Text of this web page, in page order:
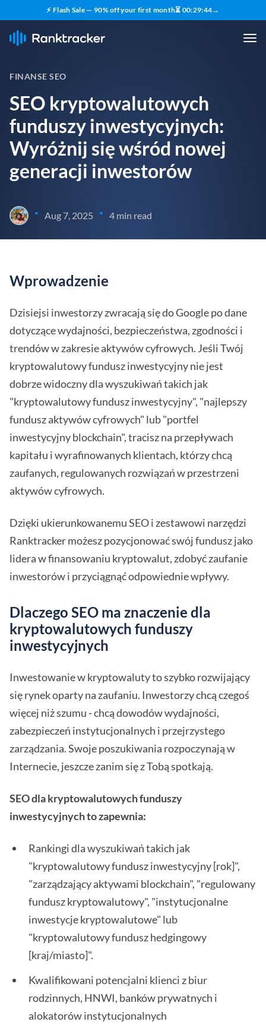
⚡ Flash Sale — 90% off your first month⏳ 00:29:43→
FINANSE SEO
SEO kryptowalutowych
funduszy inwestycyjnych:
Wyróżnij się wśród nowej
generacji inwestorów
• Aug 7, 2025 • 4 min read
Wprowadzenie
Dzisiejsi inwestorzy zwracają się do Google po dane
dotyczące wydajności, bezpieczeństwa, zgodności i
trendów w zakresie aktywów cyfrowych. Jeśli Twój
kryptowalutowy fundusz inwestycyjny nie jest
dobrze widoczny dla wyszukiwań takich jak
"kryptowalutowy fundusz inwestycyjny", "najlepszy
fundusz aktywów cyfrowych" lub "portfel
inwestycyjny blockchain", tracisz na przepływach
kapitału i wyrafinowanych klientach, którzy chcą
zaufanych, regulowanych rozwiązań w przestrzeni
aktywów cyfrowych.
Dzięki ukierunkowanemu SEO i zestawowi narzędzi
Ranktracker możesz pozycjonować swój fundusz jako
lidera w finansowaniu kryptowalut, zdobyć zaufanie
inwestorów i przyciągnąć odpowiednie wpływy.
Dlaczego SEO ma znaczenie dla
kryptowalutowych funduszy
inwestycyjnych
Inwestowanie w kryptowaluty to szybko rozwijający
się rynek oparty na zaufaniu. Inwestorzy chcą czegoś
więcej niż szumu - chcą dowodów wydajności,
zabezpieczeń instytucjonalnych i przejrzystego
zarządzania. Swoje poszukiwania rozpoczynają w
Internecie, jeszcze zanim się z Tobą spotkają.
SEO dla kryptowalutowych funduszy
inwestycyjnych to zapewnia:
Rankingi dla wyszukiwań takich jak
"kryptowalutowy fundusz inwestycyjny [rok]",
"zarządzający aktywami blockchain", "regulowany
fundusz kryptowalutowy", "instytucjonalne
inwestycje kryptowalutowe" lub
"kryptowalutowy fundusz hedgingowy
[kraj/miasto]".
Kwalifikowani potencjalni klienci z biur
rodzinnych, HNWI, banków prywatnych i
alokatorów instytucjonalnych